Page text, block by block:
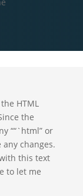
HTML
the
““`html” or
any changes.
this text
to let me